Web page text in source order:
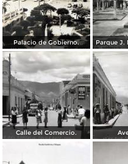
Palacio de Gobierno. Parque J.
Calle del Comercio.